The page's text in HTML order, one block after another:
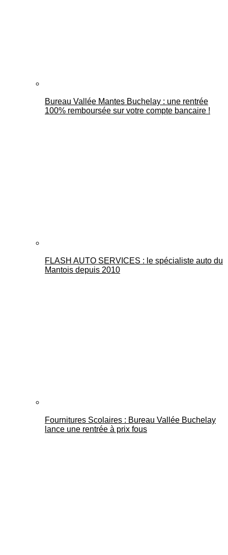
Bureau Vallée Mantes Buchelay : une rentrée
100% remboursée sur votre compte bancaire !
FLASH AUTO SERVICES : le spécialiste auto du
Mantois depuis 2010
Fournitures Scolaires : Bureau Vallée Buchelay
lance une rentrée à prix fous